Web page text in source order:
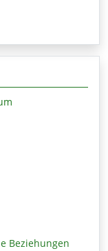
Beziehungen